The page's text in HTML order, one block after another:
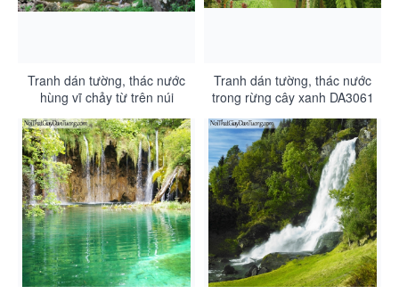
Tranh dán tường, thác nước
hùng vĩ chảy từ trên núi
Tranh dán tường, thác nước
trong rừng cây xanh DA3061